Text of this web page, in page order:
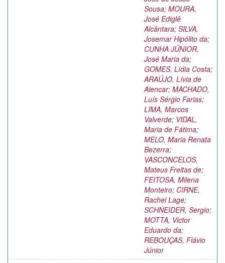
Sousa; MOURA,
José Ediglê
Alcântara; SILVA,
Josemar Hipólito da;
CUNHA JÚNIOR,
José Maria da;
GOMES, Lídia Costa;
ARAÚJO, Lívia de
Alencar; MACHADO,
Luís Sérgio Farias;
LIMA, Marcos
Valverde; VIDAL,
Maria de Fátima;
MELO, Maria Renata
Bezerra;
VASCONCELOS,
Mateus Freitas de;
FEITOSA, Milena
Monteiro; CIRNE,
Rachel Lage;
SCHNEIDER, Sergio;
MOTTA, Victor
Eduardo da;
REBOUÇAS, Flávio
Júnior